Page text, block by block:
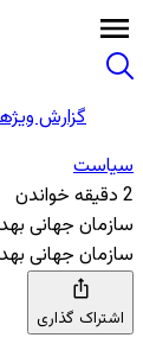
گزارش ویژه
سیاست
2 دقیقه خواندن
سازمان جهانی
سازمان جهانی بهداشت
اشتراک گذاری